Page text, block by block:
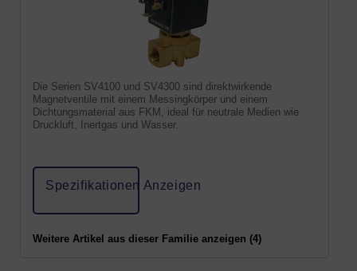
Die Serien SV4100 und SV4300 sind direktwirkende
Magnetventile mit einem Messingkörper und einem
Dichtungsmaterial aus FKM, ideal für neutrale Medien wie
Druckluft, Inertgas und Wasser.
Spezifikationen Anzeigen
Weitere Artikel aus dieser Familie anzeigen (4)